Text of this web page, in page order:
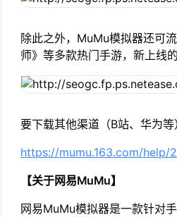
除此之外，MuMu模拟器还可
师》等多款热门手游，新上线
要下载其他渠道（B站、华为等
https://mumu.163.com/help/
【关于网易MuMu】
网易MuMu模拟器是一款针对